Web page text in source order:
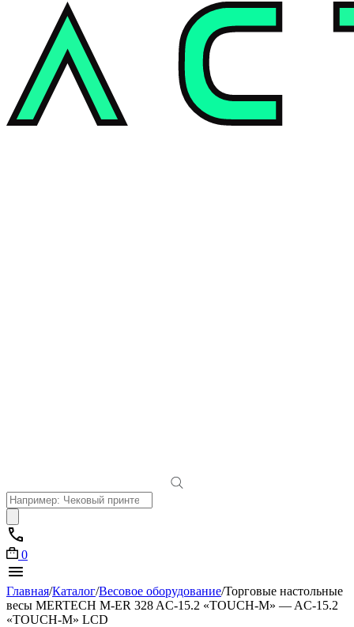
Поиск
товаров
0
Главная/Каталог/Весовое оборудование/Торговые настольные
весы MERTECH M-ER 328 AC-15.2 «TOUCH-M» — AC-15.2
«TOUCH-M» LCD